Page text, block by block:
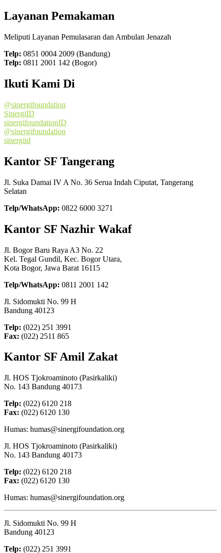
Layanan Pemakaman
Meliputi Layanan Pemulasaran dan Ambulan Jenazah
Telp: 0851 0004 2009 (Bandung)
Telp: 0811 2001 142 (Bogor)
Ikuti Kami Di
@sinergifoundation
SinergiID
sinergifoundationID
@sinergifoundation
sinergiid
Kantor SF Tangerang
Jl. Suka Damai IV A No. 36 Serua Indah Ciputat, Tangerang
Selatan
Telp/WhatsApp: 0822 6000 3271
Kantor SF Nazhir Wakaf
Jl. Bogor Baru Raya A3 No. 22
Kel. Tegal Gundil, Kec. Bogor Utara,
Kota Bogor, Jawa Barat 16115
Telp/WhatsApp: 0811 2001 142
Jl. Sidomukti No. 99 H
Bandung 40123
Telp: (022) 251 3991
Fax: (022) 2511 865
Kantor SF Amil Zakat
Jl. HOS Tjokroaminoto (Pasirkaliki)
No. 143 Bandung 40173
Telp: (022) 6120 218
Fax: (022) 6120 130
Humas: humas@sinergifoundation.org
Jl. HOS Tjokroaminoto (Pasirkaliki)
No. 143 Bandung 40173
Telp: (022) 6120 218
Fax: (022) 6120 130
Humas: humas@sinergifoundation.org
Jl. Sidomukti No. 99 H
Bandung 40123
Telp: (022) 251 3991